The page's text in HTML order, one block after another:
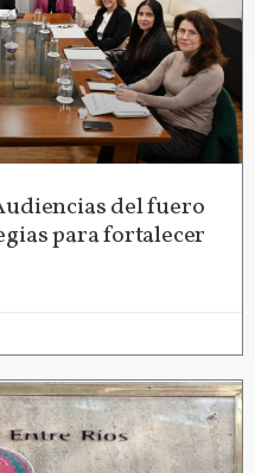
del fuero
para fortalecer